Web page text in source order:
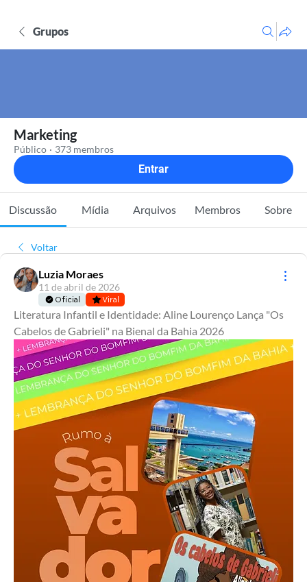
Grupos
Marketing
Público · 373 membros
Entrar
Discussão Mídia Arquivos Membros Sobre
Voltar
Luzia Moraes
11 de abril de 2026
Oficial Viral
Literatura Infantil e Identidade: Aline Lourenço Lança "Os
Cabelos de Gabrieli" na Bienal da Bahia 2026